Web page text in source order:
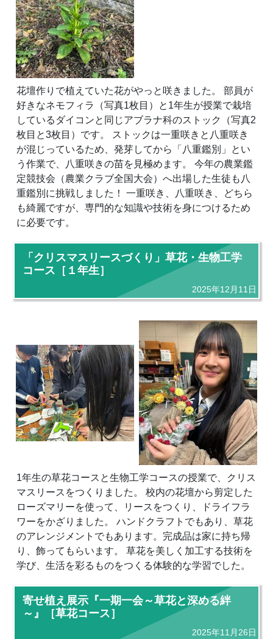
花壇作りで植えていた花がやっと咲きました。 部員が
好きなネモフィラ（写真1枚目）と1年生が授業で栽培
しているダイコンと同じアブラナ科のストック（写真2
枚目と3枚目）です。 ストックは一重咲きと八重咲き
が混じっているため、発芽してから「八重鑑別」とい
う作業で、八重咲きの苗を見極めます。 今年の農業鑑
定競技会（農業クラブ全国大会）へ出場した生徒も八
重鑑別に挑戦しました！ 一重咲き、八重咲き、どちら
も綺麗ですが、専門的な知識や技術を身につけるため
に必要です。
「クリスマスリースづくり」草花・生物工学
コース［１年生］
2025年12月11日
1年生の草花コースと生物工学コースの授業で、クリス
マスリースをつくりました。 校内の花壇から剪定した
ローズマリーを使って、リースをつくり、ドライフラ
ワーをかざりました。 ハンドクラフトでもあり、草花
のアレンジメントでもあります。完成品は家に持ち帰
り、飾ってもらいます。 草花を美しく加工する技術を
学び、生活を彩るものをつくる体験的な学習でした。
寄せ植え展示『一期一会～草花と深める絆
～』［草花コース］
2025年11月26日